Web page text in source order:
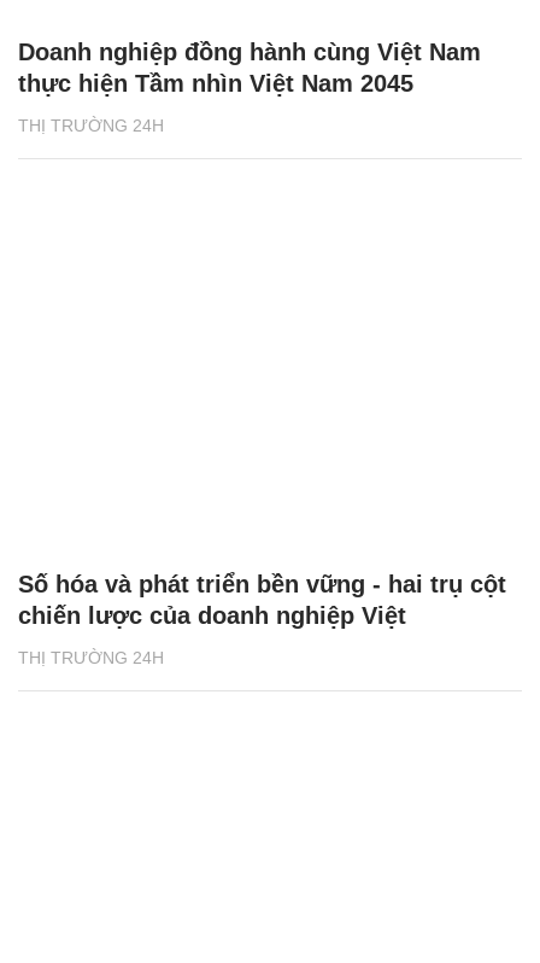
THỊ TRƯỜNG 24H
Doanh nghiệp đồng hành cùng Việt Nam
thực hiện Tầm nhìn Việt Nam 2045
THỊ TRƯỜNG 24H
Số hóa và phát triển bền vững - hai trụ cột
chiến lược của doanh nghiệp Việt